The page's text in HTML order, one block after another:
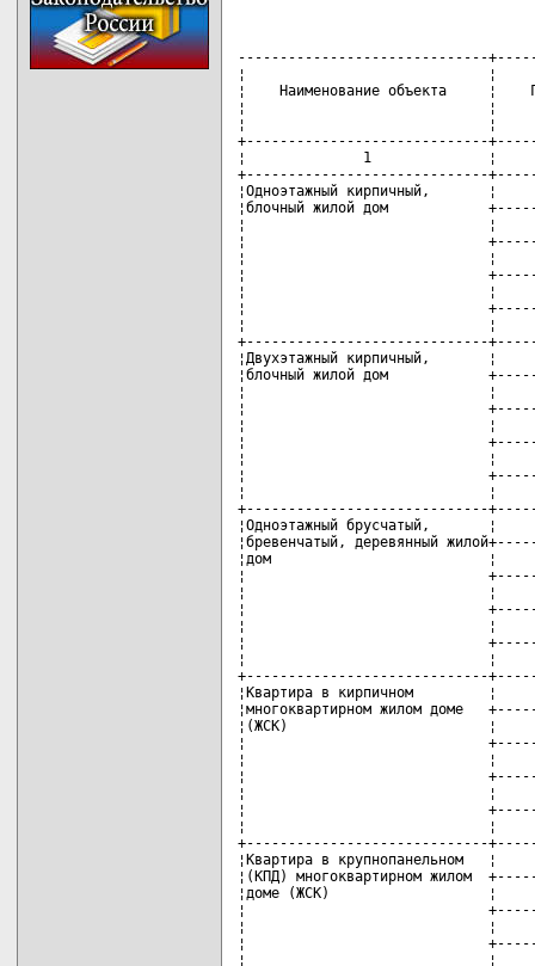
------------------------------+---------------------+----------------------
¦                             ¦                     ¦ Расчетная стоимость ¦
¦    Наименование объекта     ¦    Год постройки    ¦  квадратного метра  ¦
¦                             ¦                     ¦  типового здания и  ¦
¦                             ¦                     ¦  сооружения, рублей ¦
+-----------------------------+---------------------+---------------------+
¦              1              ¦          2          ¦          3          ¦
+-----------------------------+---------------------+---------------------+
¦Одноэтажный кирпичный,       ¦     2005 - 2009     ¦        469206       ¦
¦блочный жилой дом            +---------------------+---------------------+
¦                             ¦     1999 - 2004     ¦        422285       ¦
¦                             +---------------------+---------------------+
¦                             ¦     1980 - 1998     ¦        375365       ¦
¦                             +---------------------+---------------------+
¦                             ¦     1960 - 1979     ¦        328444       ¦
¦                             +---------------------+---------------------+
¦                             ¦       До 1960       ¦        304984       ¦
+-----------------------------+---------------------+---------------------+
¦Двухэтажный кирпичный,       ¦     2005 - 2009     ¦        377972       ¦
¦блочный жилой дом            +---------------------+---------------------+
¦                             ¦     1999 - 2004     ¦        340175       ¦
¦                             +---------------------+---------------------+
¦                             ¦     1980 - 1998     ¦        302378       ¦
¦                             +---------------------+---------------------+
¦                             ¦     1960 - 1979     ¦        264580       ¦
¦                             +---------------------+---------------------+
¦                             ¦       До 1960       ¦        245682       ¦
+-----------------------------+---------------------+---------------------+
¦Одноэтажный брусчатый,       ¦     2005 - 2009     ¦        472746       ¦
¦бревенчатый, деревянный жилой+---------------------+---------------------+
¦дом                          ¦     1999 - 2004     ¦        413652       ¦
¦                             +---------------------+---------------------+
¦                             ¦     1980 - 1998     ¦        354559       ¦
¦                             +---------------------+---------------------+
¦                             ¦     1960 - 1979     ¦        295466       ¦
¦                             +---------------------+---------------------+
¦                             ¦       До 1960       ¦        206826       ¦
+-----------------------------+---------------------+---------------------+
¦Квартира в кирпичном         ¦     2005 - 2009     ¦       1317466       ¦
¦многоквартирном жилом доме   +---------------------+---------------------+
¦(ЖСК)                        ¦     2000 - 2004     ¦        953200       ¦
¦                             +---------------------+---------------------+
¦                             ¦     1994 - 1999     ¦        791004       ¦
¦                             +---------------------+---------------------+
¦                             ¦     1980 - 1993     ¦        594703       ¦
¦                             +---------------------+---------------------+
¦                             ¦       До 1980       ¦        438695       ¦
+-----------------------------+---------------------+---------------------+
¦Квартира в крупнопанельном   ¦     2005 - 2009     ¦       1111223       ¦
¦(КПД) многоквартирном жилом  +---------------------+---------------------+
¦доме (ЖСК)                   ¦     2000 - 2004     ¦        783170       ¦
¦                             +---------------------+---------------------+
¦                             ¦     1994 - 1999     ¦        662670       ¦
¦                             +---------------------+---------------------+
¦                             ¦     1980 - 1993     ¦        503382       ¦
¦                             +---------------------+---------------------+
¦                             ¦       До 1980       ¦        372537       ¦
+-----------------------------+---------------------+---------------------+
¦Жилая пристройка кирпичная,  ¦     2005 - 2009     ¦        482240       ¦
¦блочная                      +---------------------+---------------------+